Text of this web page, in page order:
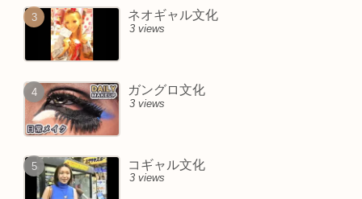
ネオギャル文化
3 views
ガングロ文化
3 views
コギャル文化
3 views